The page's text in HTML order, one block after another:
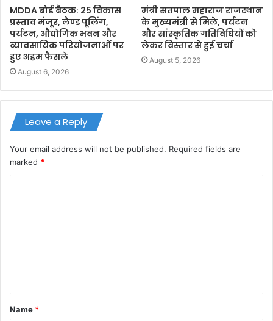
MDDA बोर्ड बैठक: 25 विकास
प्रस्ताव मंजूर, लैण्ड पूलिंग,
पर्यटन, औद्योगिक भवन और
व्यावसायिक परियोजनाओं पर
हुए अहम फैसले
August 6, 2026
मंत्री सतपाल महाराज राजस्थान
के मुख्यमंत्री से मिले, पर्यटन
और सांस्कृतिक गतिविधियों को
लेकर विस्तार से हुई चर्चा
August 5, 2026
Leave a Reply
Your email address will not be published. Required fields are
marked *
t
*
Name *